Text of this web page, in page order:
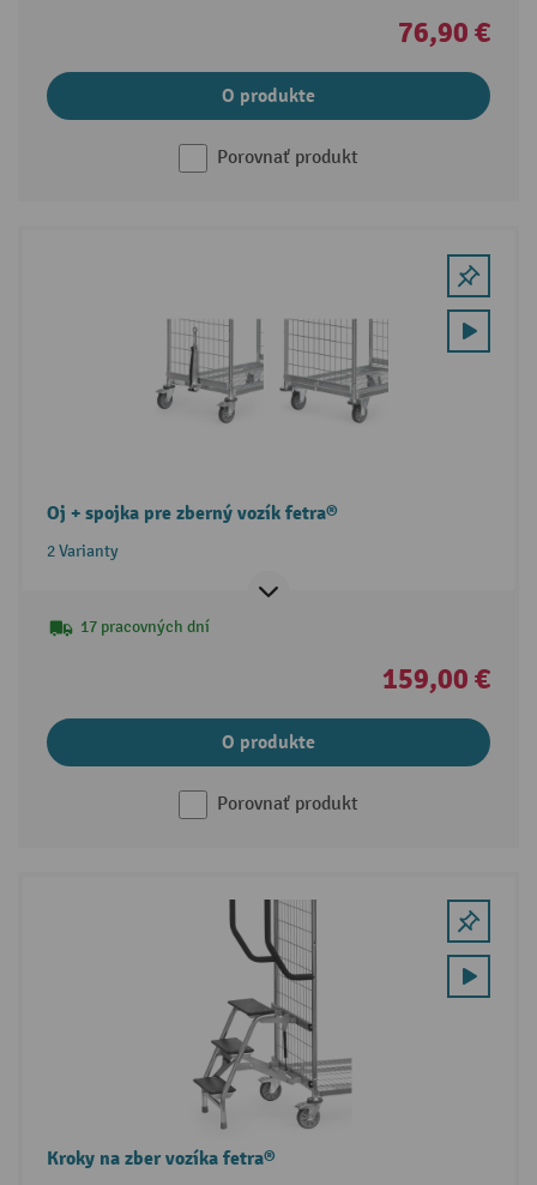
76,90 €
O produkte
Porovnať produkt
Oj + spojka pre zberný vozík fetra®
2 Varianty
17 pracovných dní
159,00 €
O produkte
Porovnať produkt
Kroky na zber vozíka fetra®